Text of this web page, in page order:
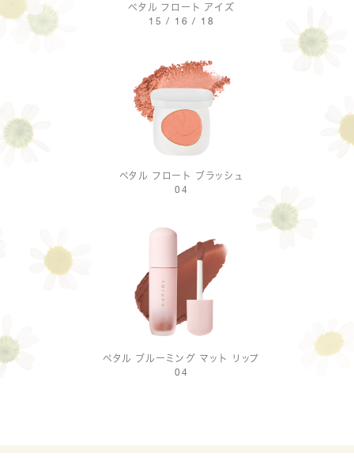
ペタル フロート アイズ
15 / 16 / 18
ペタル フロート ブラッシュ
04
ペタル ブルーミング マット リップ
04